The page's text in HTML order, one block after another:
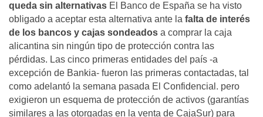
queda sin alternativas El Banco de España se ha visto
obligado a aceptar esta alternativa ante la falta de interés
de los bancos y cajas sondeados a comprar la caja
alicantina sin ningún tipo de protección contra las
pérdidas. Las cinco primeras entidades del país -a
excepción de Bankia- fueron las primeras contactadas, tal
como adelantó la semana pasada El Confidencial. pero
exigieron un esquema de protección de activos (garantías
similares a las otorgadas en la venta de CajaSur) para